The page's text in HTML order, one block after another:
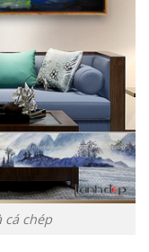
cá chép